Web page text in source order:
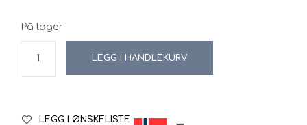
På lager
LEGG I HANDLEKURV
LEGG I ØNSKELISTE